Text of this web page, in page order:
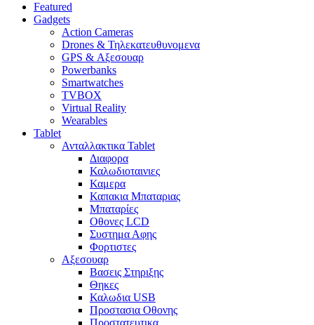
Featured
Gadgets
Action Cameras
Drones & Τηλεκατευθυνομενα
GPS & Αξεσουαρ
Powerbanks
Smartwatches
TVBOX
Virtual Reality
Wearables
Tablet
Ανταλλακτικα Tablet
Διαφορα
Καλωδιοταινιες
Καμερα
Καπακια Μπαταριας
Μπαταρίες
Οθονες LCD
Συστημα Αφης
Φορτιστες
Αξεσουαρ
Βασεις Στηριξης
Θηκες
Καλωδια USB
Προστασια Οθονης
Προστατευτικα